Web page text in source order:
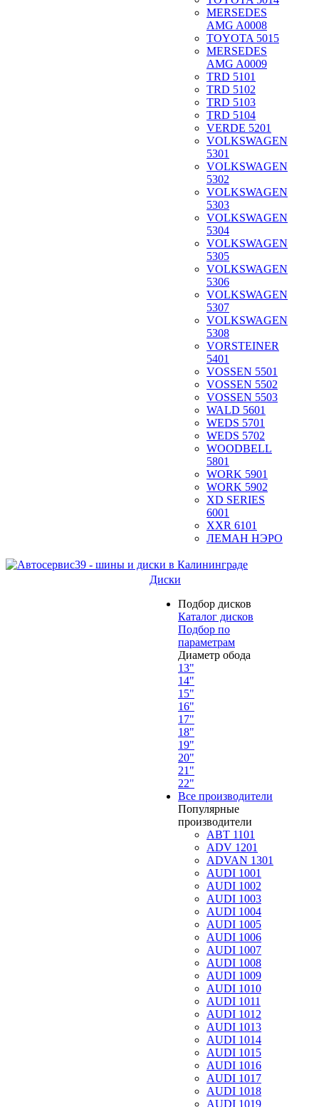
MERSEDES
AMG A0008
TOYOTA 5015
MERSEDES
AMG A0009
TRD 5101
TRD 5102
TRD 5103
TRD 5104
VERDE 5201
VOLKSWAGEN
5301
VOLKSWAGEN
5302
VOLKSWAGEN
5303
VOLKSWAGEN
5304
VOLKSWAGEN
5305
VOLKSWAGEN
5306
VOLKSWAGEN
5307
VOLKSWAGEN
5308
VORSTEINER
5401
VOSSEN 5501
VOSSEN 5502
VOSSEN 5503
WALD 5601
WEDS 5701
WEDS 5702
WOODBELL
5801
WORK 5901
WORK 5902
XD SERIES
6001
XXR 6101
ЛЕМАН НЭРО
Диски
Подбор дисков
Каталог дисков
Подбор по
параметрам
Диаметр обода
13"
14"
15"
16"
17"
18"
19"
20"
21"
22"
Все производители
Популярные
производители
ABT 1101
ADV 1201
ADVAN 1301
AUDI 1001
AUDI 1002
AUDI 1003
AUDI 1004
AUDI 1005
AUDI 1006
AUDI 1007
AUDI 1008
AUDI 1009
AUDI 1010
AUDI 1011
AUDI 1012
AUDI 1013
AUDI 1014
AUDI 1015
AUDI 1016
AUDI 1017
AUDI 1018
AUDI 1019